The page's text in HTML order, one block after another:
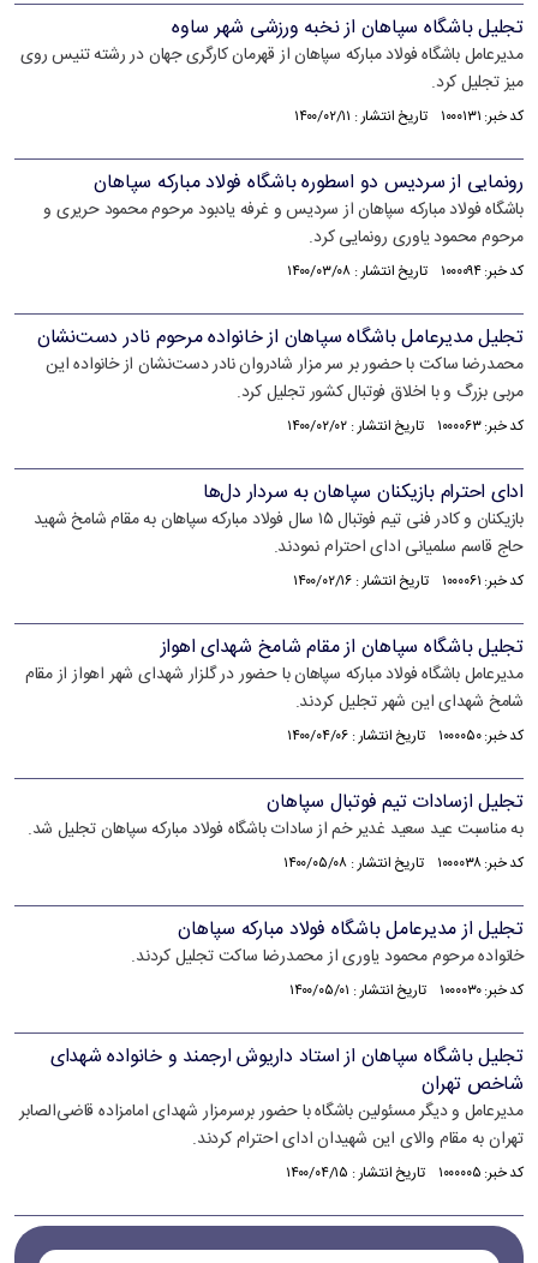
تجلیل باشگاه سپاهان از نخبه ورزشی شهر ساوه
مدیرعامل باشگاه فولاد مبارکه سپاهان از قهرمان کارگری جهان در رشته تنیس روی
میز تجلیل کرد.
کد خبر: ۱۰۰۰۱۳۱ تاریخ انتشار : ۱۴۰۰/۰۲/۱۱
رونمایی از سردیس دو اسطوره باشگاه فولاد مبارکه سپاهان
باشگاه فولاد مبارکه سپاهان از سردیس و غرفه یادبود مرحوم محمود حریری و
مرحوم محمود یاوری رونمایی کرد.
کد خبر: ۱۰۰۰۰۹۴ تاریخ انتشار : ۱۴۰۰/۰۳/۰۸
تجلیل مدیرعامل باشگاه سپاهان از خانواده مرحوم نادر دست‌نشان
محمدرضا ساکت با حضور بر سر مزار شادروان نادر‌ دست‌نشان از خانواده این
مربی بزرگ و با اخلاق فوتبال کشور تجلیل کرد.
کد خبر: ۱۰۰۰۰۶۳ تاریخ انتشار : ۱۴۰۰/۰۲/۰۲
ادای احترام بازیکنان سپاهان به سردار دل‌ها
بازيكنان و كادر فنی تیم فوتبال ۱۵ سال فولاد مبارکه سپاهان به مقام شامخ شهید
حاج قاسم سلمیانی ادای احترام نمودند.
کد خبر: ۱۰۰۰۰۶۱ تاریخ انتشار : ۱۴۰۰/۰۲/۱۶
تجلیل باشگاه سپاهان از مقام شامخ شهدای اهواز
مدیرعامل باشگاه فولاد مبارکه سپاهان با حضور در گلزار شهدای شهر اهواز از مقام
شامخ شهدای این شهر تجلیل کردند.
کد خبر: ۱۰۰۰۰۵۰ تاریخ انتشار : ۱۴۰۰/۰۴/۰۶
تجلیل ازسادات تیم فوتبال سپاهان
به مناسبت عید سعید غدیر خم از سادات باشگاه فولاد مبارکه سپاهان تجلیل شد.
کد خبر: ۱۰۰۰۰۳۸ تاریخ انتشار : ۱۴۰۰/۰۵/۰۸
تجلیل از مدیرعامل باشگاه فولاد مبارکه سپاهان
خانواده مرحوم محمود یاوری از محمدرضا ساکت تجلیل کردند.
کد خبر: ۱۰۰۰۰۳۰ تاریخ انتشار : ۱۴۰۰/۰۵/۰۱
تجلیل باشگاه سپاهان از استاد داریوش ارجمند و خانواده شهدای
شاخص تهران
مدیرعامل و دیگر مسئولین باشگاه با حضور برسرمزار شهدای امامزاده قاضی‌الصابر
تهران به مقام والای این شهیدان ادای احترام کردند‌.
کد خبر: ۱۰۰۰۰۰۵ تاریخ انتشار : ۱۴۰۰/۰۴/۱۵